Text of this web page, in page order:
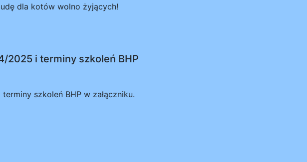
dla kotów wolno żyjących!
2025 i terminy szkoleń BHP
szkoleń BHP w załączniku.